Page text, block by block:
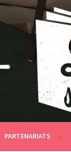
PARTENARIATS